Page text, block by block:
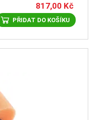
817,00 Kč
PŘIDAT DO KOŠÍKU